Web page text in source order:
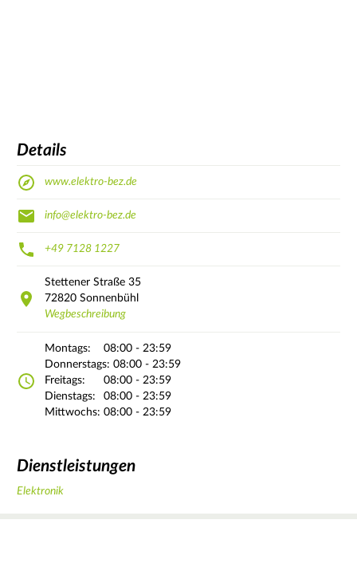
Details
www.elektro-bez.de
info@elektro-bez.de
+49 7128 1227
Stettener Straße 35
72820 Sonnenbühl
Wegbeschreibung
Montags:
08:00 - 23:59
Donnerstags: 08:00 - 23:59
Freitags:
08:00 - 23:59
Dienstags:
08:00 - 23:59
Mittwochs: 08:00 - 23:59
Dienstleistungen
Elektronik